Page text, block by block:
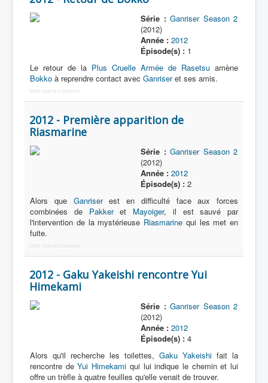
Série : Ganriser Season 2
(2012)
Année : 2012
Épisode(s) : 1
Le retour de la Plus Cruelle Armée de Rasetsu amène
Bokko à reprendre contact avec Ganriseret ses amis.
More Joomla Extensions
2012 - Première apparition de
Riasmarine
Série : Ganriser Season 2
(2012)
Année : 2012
Épisode(s) : 2
Alors que Ganriserest en difficulté face aux forces
combinées de Pakkeret Mayoiger, il est sauvé par
l'intervention de la mystérieuse Riasmarine qui les met en
fuite.
More Joomla Extensions
2012 - Gaku Yakeishi rencontre Yui
Himekami
Série : Ganriser Season 2
(2012)
Année : 2012
Épisode(s) : 4
Alors qu'il recherche les toilettes, Gaku Yakeishi fait la
rencontre deYui Himekami qui lui indique le chemin et lui
offre un trèfle à quatre feuilles qu'elle venait de trouver.